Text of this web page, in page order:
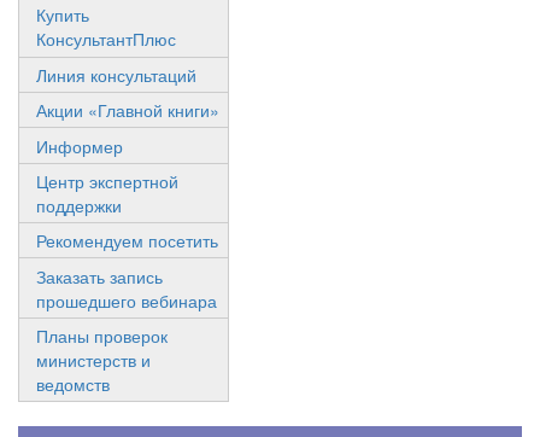
Купить
КонсультантПлюс
Линия консультаций
Акции «Главной книги»
Информер
Центр экспертной
поддержки
Рекомендуем посетить
Заказать запись
прошедшего вебинара
Планы проверок
министерств и
ведомств